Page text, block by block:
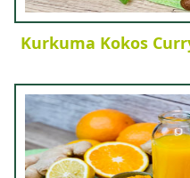
Kurkuma Kokos